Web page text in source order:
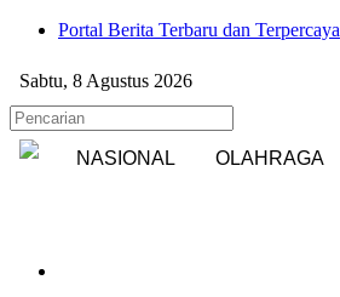
Portal Berita Terbaru dan Terpercaya
Sabtu, 8 Agustus 2026
NASIONAL OLAHRAGA